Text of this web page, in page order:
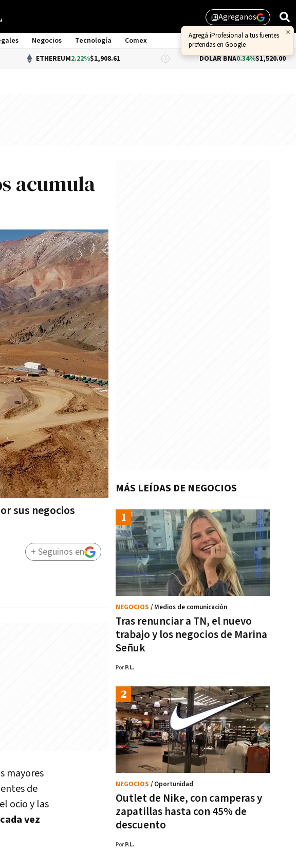
library_addAgreganos
×
Agregá iProfesional a tus fuentes
preferidas en Google
Negocios Tecnología
Comex
ETHEREUM2.22%$1,908.61 DÓLAR BNA0.34%$1,520.00
acumula
sus negocios
+ Seguinos en
mayores
de
ocio y las
vez
MÁS LEÍDAS DE NEGOCIOS
Tras renunciar a TN, el nuevo
trabajo y los negocios de Marina
Señuk
NEGOCIOS / Medios de comunicación
Por P.L.
Outlet de Nike, con camperas y
zapatillas hasta con 45% de
descuento
NEGOCIOS / Oportunidad
Por P.L.